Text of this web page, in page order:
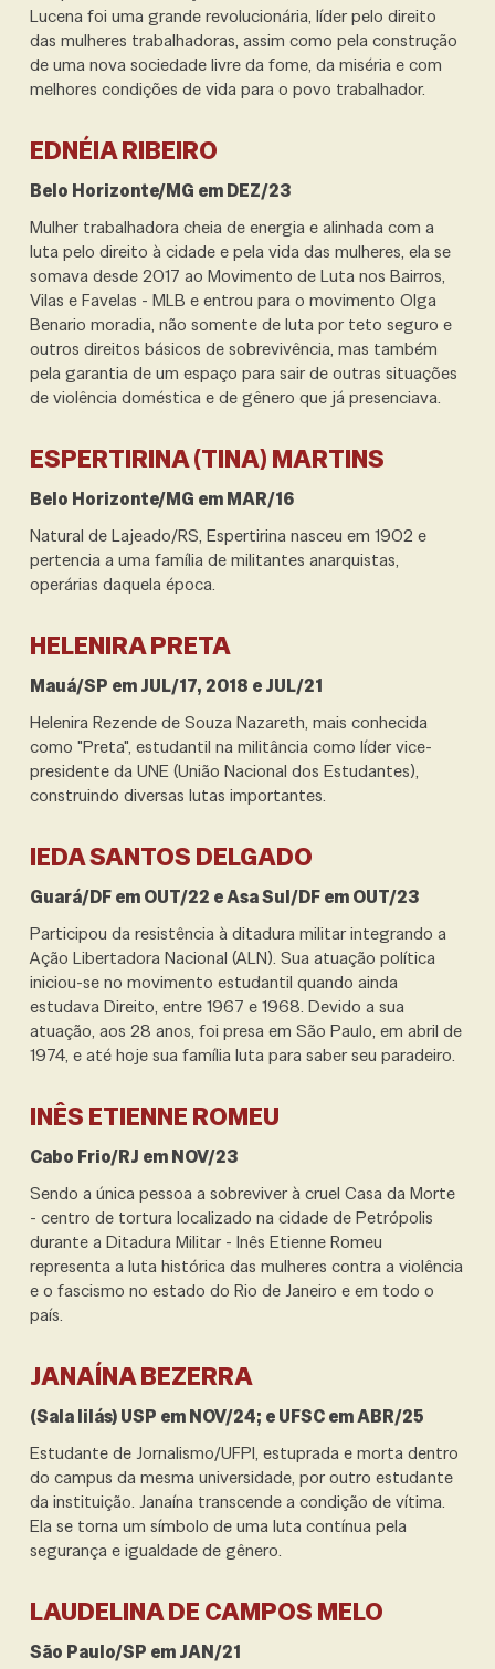
Lucena foi uma grande revolucionária, líder pelo direito
das mulheres trabalhadoras, assim como pela construção
de uma nova sociedade livre da fome, da miséria e com
melhores condições de vida para o povo trabalhador.
EDNÉIA RIBEIRO
Belo Horizonte/MG em DEZ/23
Mulher trabalhadora cheia de energia e alinhada com a
luta pelo direito à cidade e pela vida das mulheres, ela se
somava desde 2017 ao Movimento de Luta nos Bairros,
Vilas e Favelas - MLB e entrou para o movimento Olga
Benario moradia, não somente de luta por teto seguro e
outros direitos básicos de sobrevivência, mas também
pela garantia de um espaço para sair de outras situações
de violência doméstica e de gênero que já presenciava.
ESPERTIRINA (TINA) MARTINS
Belo Horizonte/MG em MAR/16
Natural de Lajeado/RS, Espertirina nasceu em 1902 e
pertencia a uma família de militantes anarquistas,
operárias daquela época.
HELENIRA PRETA
Mauá/SP em JUL/17, 2018 e JUL/21
Helenira Rezende de Souza Nazareth, mais conhecida
como "Preta", estudantil na militância como líder vice-
presidente da UNE (União Nacional dos Estudantes),
construindo diversas lutas importantes.
IEDA SANTOS DELGADO
Guará/DF em OUT/22 eAsa Sul/DF emOUT/23
Participou da resistência à ditadura militar integrando a
Ação Libertadora Nacional (ALN). Sua atuação política
iniciou-se no movimento estudantil quando ainda
estudava Direito, entre 1967 e 1968. Devido a sua
atuação, aos 28 anos, foi presa em São Paulo, em abril de
1974, e até hoje sua família luta para saber seu paradeiro.
INÊS ETIENNE ROMEU
Cabo Frio/RJ em NOV/23
Sendo a única pessoa a sobreviver à cruel Casa da Morte
- centro de tortura localizado na cidade de Petrópolis
durante a Ditadura Militar - Inês Etienne Romeu
representa a luta histórica das mulheres contra a violência
e o fascismo no estado do Rio de Janeiro e em todo o
país.
JANAÍNA BEZERRA
(Sala lilás) USP em NOV/24; e UFSC em ABR/25
Estudante de Jornalismo/UFPI, estuprada e morta dentro
do campus da mesma universidade, por outro estudante
da instituição. Janaína transcende a condição de vítima.
Ela se torna um símbolo de uma luta contínua pela
segurança e igualdade de gênero.
LAUDELINA DE CAMPOS MELO
São Paulo/SP em JAN/21